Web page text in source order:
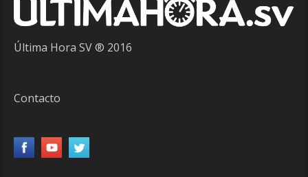
Última Hora SV ® 2016
Contacto